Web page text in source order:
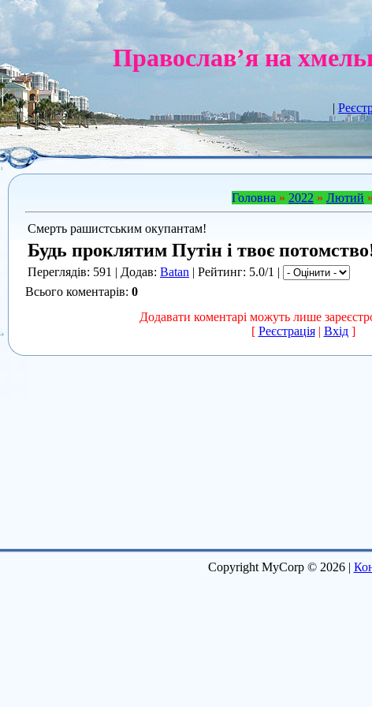
Православ’я на
|
Головна » 2022 » Лютий »
Смерть рашистським окупантам!
Будь проклятим Путін і твоє
Переглядів: 591 | Додав: Batan | Рейтинг: 5.0/1 |
Всього коментарів: 0
Додавати коментарі можуть лише
[ Реєстрація| Вхід]
Copyright MyCorp © 2026|